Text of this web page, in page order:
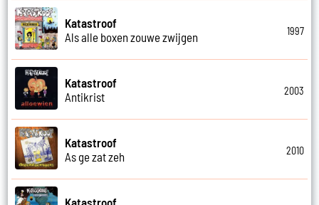
Katastroof
Als alle boxen zouwe zwijgen
1997
Katastroof
Antikrist
2003
Katastroof
As ge zat zeh
2010
Katastroof